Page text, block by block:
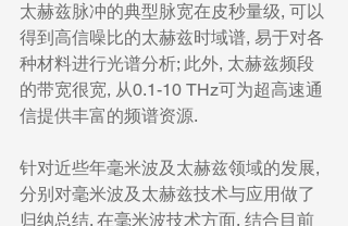
太赫兹脉冲的典型脉宽在皮秒量级, 可以
得到高信噪比的太赫兹时域谱, 易于对各
种材料进行光谱分析; 此外, 太赫兹频段
的带宽很宽, 从0.1-10 THz可为超高速通
信提供丰富的频谱资源.
针对近些年毫米波及太赫兹领域的发展,
分别对毫米波及太赫兹技术与应用做了
归纳总结. 在毫米波技术方面, 结合目前